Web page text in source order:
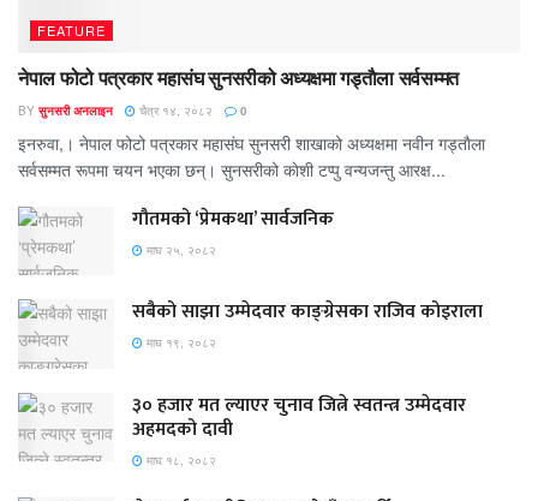
FEATURE
नेपाल फोटो पत्रकार महासंघ सुनसरीको अध्यक्षमा गड्ताैला सर्वसम्मत
BY सुनसरी अनलाइन चैत्र १४, २०८२ 0
इनरुवा,। नेपाल फोटो पत्रकार महासंघ सुनसरी शाखाको अध्यक्षमा नवीन गड्ताैला
सर्वसम्मत रूपमा चयन भएका छन्। सुनसरीको काेशी टप्पु वन्यजन्तु आरक्ष...
गौतमको ‘प्रेमकथा’ सार्वजनिक
माघ २५, २०८२
सबैको साझा उम्मेदवार काङ्ग्रेसका राजिव कोइराला
माघ १९, २०८२
३० हजार मत ल्याएर चुनाव जित्ने स्वतन्त्र उम्मेदवार
अहमदको दावी
माघ १८, २०८२